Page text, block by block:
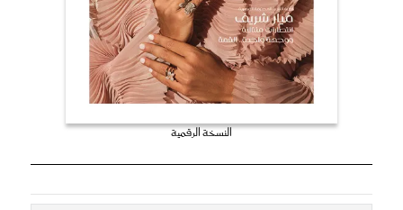
النسخة الرقمية